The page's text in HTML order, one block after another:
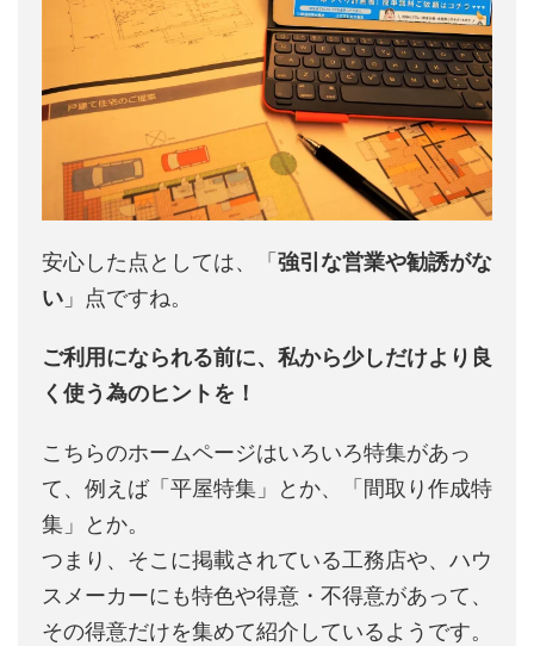
安心した点としては、「 強引な営業や勧誘がな
い 」点ですね。
ご利用になられる前に、私から少しだけより良
く使う為のヒントを！
こちらのホームページはいろいろ特集があっ
て、例えば「平屋特集」とか、「間取り作成特
集」とか。
つまり、そこに掲載されている工務店や、ハウ
スメーカーにも特色や得意・不得意があって、
その得意だけを集めて紹介しているようです。